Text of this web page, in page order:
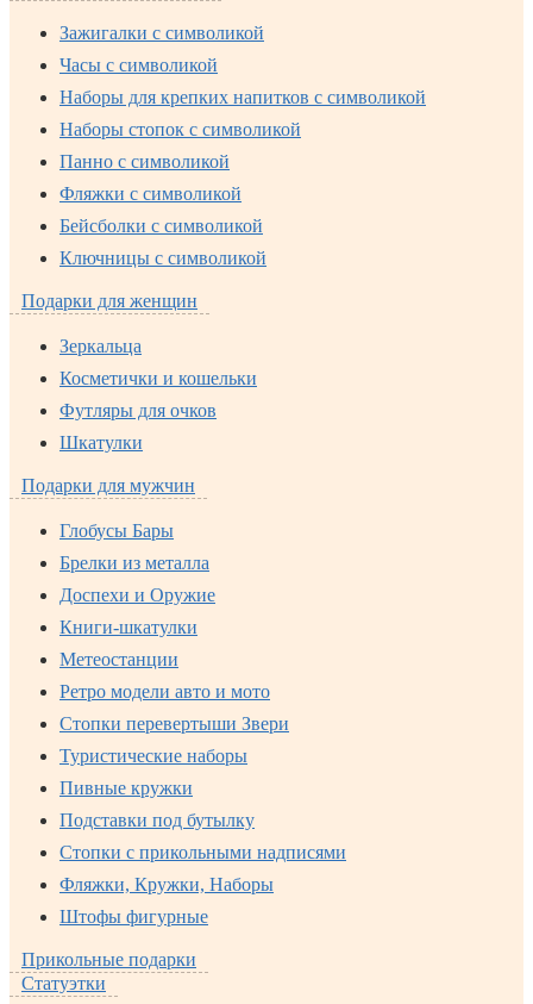
Зажигалки с символикой
Часы с символикой
Наборы для крепких напитков с символикой
Наборы стопок с символикой
Панно с символикой
Фляжки с символикой
Бейсболки с символикой
Ключницы с символикой
Подарки для женщин
Зеркальца
Косметички и кошельки
Футляры для очков
Шкатулки
Подарки для мужчин
Глобусы Бары
Брелки из металла
Доспехи и Оружие
Книги-шкатулки
Метеостанции
Ретро модели авто и мото
Стопки перевертыши Звери
Туристические наборы
Пивные кружки
Подставки под бутылку
Стопки с прикольными надписями
Фляжки, Кружки, Наборы
Штофы фигурные
Прикольные подарки
Статуэтки